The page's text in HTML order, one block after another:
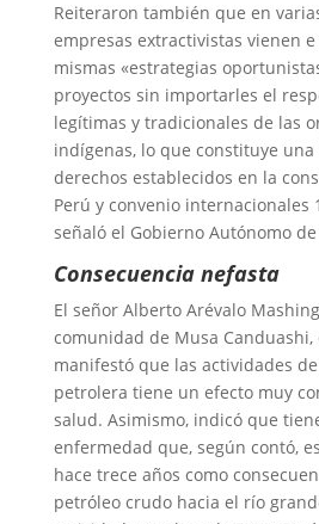
Reiteraron también que en
empresas extractivistas vienen
mismas «estrategias
proyectos sin importarles el
legítimas y tradicionales de las
indígenas, lo que constituye una
derechos establecidos en la
Perú y convenio internacionales
señaló el Gobierno Autónomo
Consecuencia nefasta
El señor Alberto Arévalo
comunidad de Musa
manifestó que las actividades
petrolera tiene un efecto muy
salud. Asimismo, indicó que
enfermedad que, según contó,
hace trece años como
petróleo crudo hacia el río